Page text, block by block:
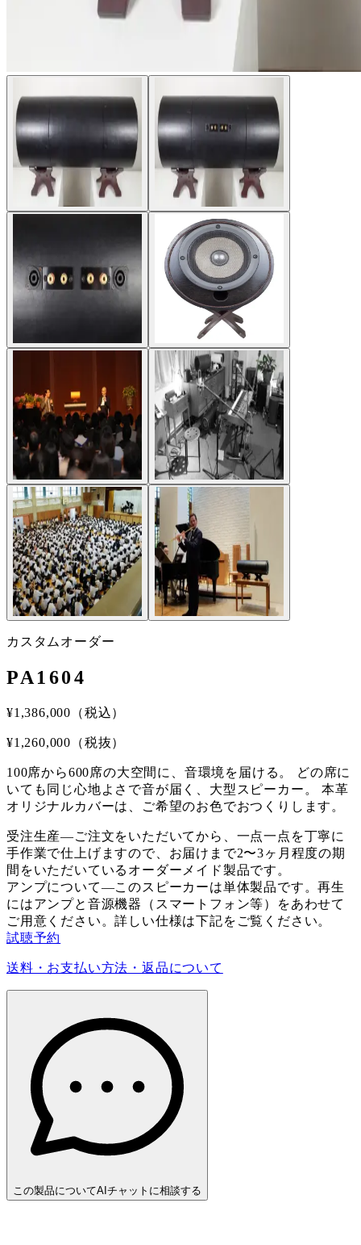
カスタムオーダー
PA1604
¥1,386,000 （税込）
¥1,260,000 （税抜）
100席から600席の大空間に、音環境を届ける。 どの席に
いても同じ心地よさで音が届く、大型スピーカー。 本革
オリジナルカバーは、ご希望のお色でおつくりします。
受注生産—ご注文をいただいてから、一点一点を丁寧に
手作業で仕上げますので、お届けまで2〜3ヶ月程度の期
間をいただいているオーダーメイド製品です。
アンプについて—このスピーカーは単体製品です。再生
にはアンプと音源機器（スマートフォン等）をあわせて
ご用意ください。詳しい仕様は下記をご覧ください。
試聴予約
送料・お支払い方法・返品について
この製品についてAIチャットに相談する